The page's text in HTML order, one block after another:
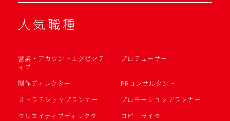
人気職種
営業・アカウントエグゼクテ
ィブ
プロデューサー
制作ディレクター
PRコンサルタント
ストラテジックプランナー
プロモーションプランナー
クリエイティブディレクター
コピーライター